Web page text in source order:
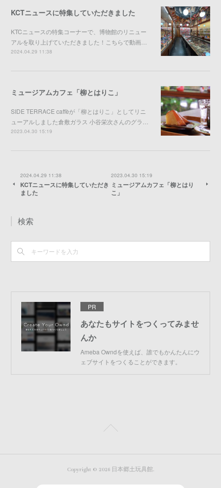
KCTニュースに特集していただきました
KTCニュースの特集コーナーで、博物館のリニュー
アルを取り上げていただきました！こちらで動画…
2024.04.29 11:38
ミュージアムカフェ「柳とはりこ」
SIDE TERRACE caffèが「柳とはりこ」としてリニ
ューアルしました倉敷ガラス 小谷栄次さんのグラ…
2023.04.30 15:19
2024.04.29 11:38
KCTニュースに特集していただき
ました
2023.04.30 15:19
ミュージアムカフェ「柳とはり
こ」
検索
PR
あなたもサイトをつくってみませ
んか
Ameba Owndを使えば、誰でもかんたんにウ
ェブサイトをつくることができます。
Copyright © 2026 日本郷土玩具館.